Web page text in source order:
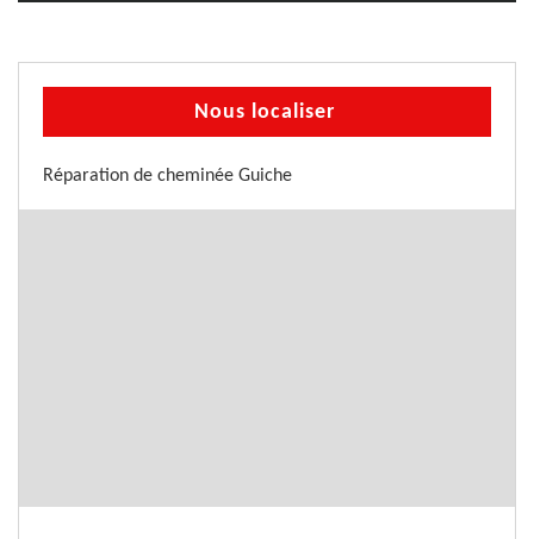
Nous localiser
Réparation de cheminée Guiche